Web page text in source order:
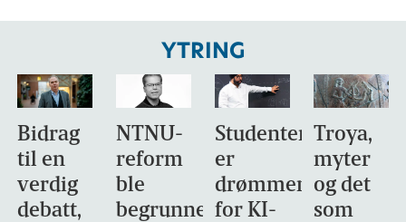
YTRING
Bidrag
til en
verdig
debatt,
NTNU-
reform
ble
begrunnet
Studentene
er
drømmemålet
for KI-
Troya,
myter
og det
som